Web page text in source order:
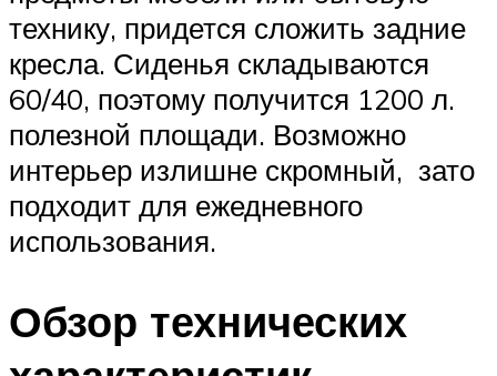
технику, придется сложить задние
кресла. Сиденья складываются
60/40, поэтому получится 1200 л.
полезной площади. Возможно
интерьер излишне скромный, зато
подходит для ежедневного
использования.
Обзор технических